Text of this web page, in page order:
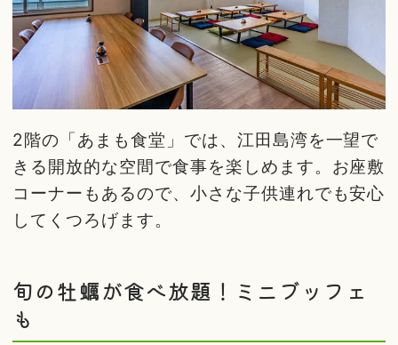
2階の「あまも食堂」では、江田島湾を一望で
きる開放的な空間で食事を楽しめます。お座敷
コーナーもあるので、小さな子供連れでも安心
してくつろげます。
旬の牡蠣が食べ放題！ミニブッフェ
も